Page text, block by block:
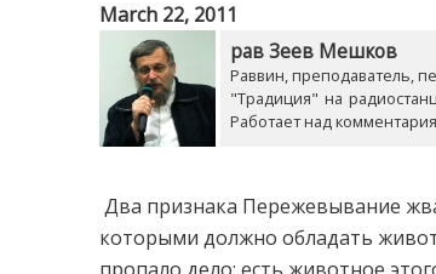
March 22, 2011
рав Зеев Мешков
Раввин, преподаватель,
"Традиция" на
Работает над
Два признака Пережевывание
которыми должно обладать